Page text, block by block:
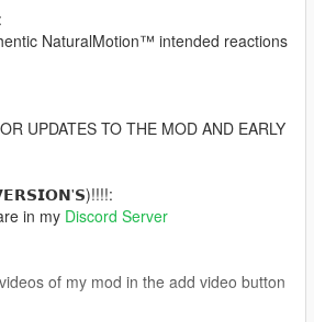
NaturalMotion™ intended reactions
UPDATES TO THE MOD AND EARLY
in my Discord Server
of my mod in the add video button